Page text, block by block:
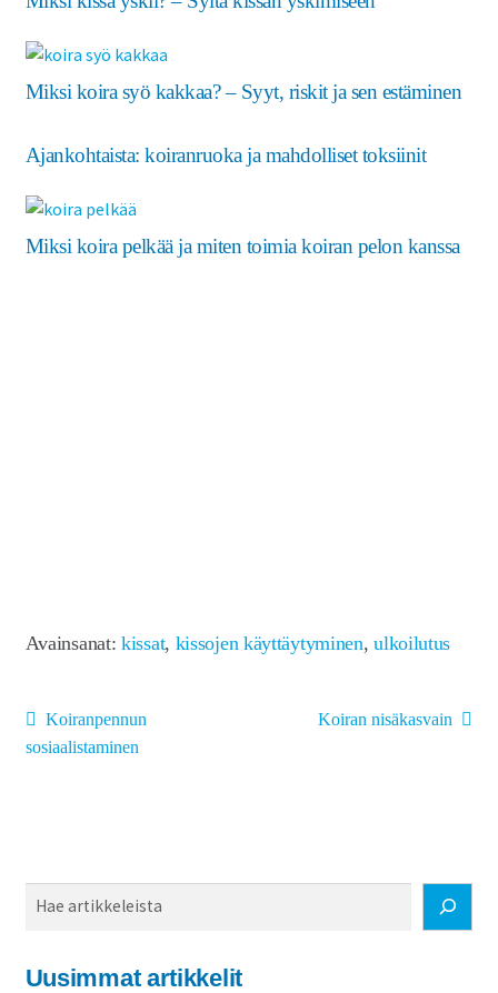
Miksi koira syö kakkaa? – Syyt, riskit ja sen estäminen
Ajankohtaista: koiranruoka ja mahdolliset toksiinit
Miksi koira pelkää ja miten toimia koiran pelon kanssa
Avainsanat:kissat, kissojen käyttäytyminen,ulkoilutus
Artikkelien
selaus
Edellinen
artikkeli
Koiranpennun
sosiaalistaminen
Seuraava
Koiran nisäkasvain
Haku
Uusimmat artikkelit